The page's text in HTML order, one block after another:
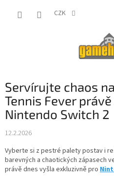
CZK
Servírujte chaos
Tennis Fever
Nintendo Switch 2
12.2.2026
Vyberte si z pestré palety postav i
barevných a chaotických zápasech
právě dnes vyšla exkluzivně pro